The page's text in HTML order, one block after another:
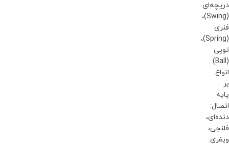
دریچه‌ای
(Swing)،
فنری
(Spring)،
توپی
(Ball).
انواع
بر
پایه
اتصال:
دنده‌ای،
فلنجی،
ویفری.